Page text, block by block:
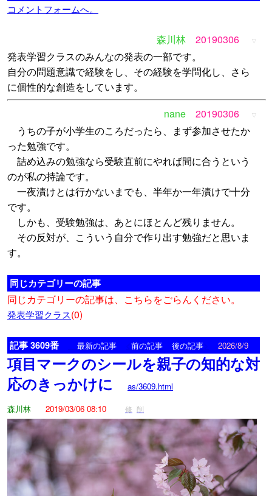
コメントフォームへ。
森川林 20190306 ▽
発表学習クラスのみんなの発表の一部です。
自分の問題意識で経験をし、その経験を学問化し、さら
に個性的な創造をしています。
nane
20190306 ▽
うちの子が小学生のころだったら、まず参加させたか
った勉強です。
詰め込みの勉強なら受験直前にやれば間に合うという
のが私の持論です。
一夜漬けとは行かないまでも、半年か一年漬けで十分
です。
しかも、受験勉強は、あとにほとんど残りません。
その反対が、こういう自分で作り出す勉強だと思いま
す。
同じカテゴリーの記事
同じカテゴリーの記事は、こちらをごらんください。
発表学習クラス(0)
記事 3609番 最新の記事 前の記事 後の記事 2026/8/9
項目マークのシールを親子の知的な対
応のきっかけに
as/3609.html
森川林
2019/03/06 08:10 修 削